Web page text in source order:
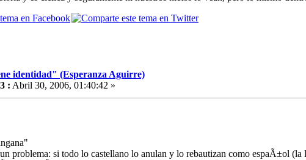
identidad" (Esperanza Aguirre)
: Abril 30, 2006, 01:40:42 »
problema: si todo lo castellano lo anulan y lo rebautizan como espaÃ±ol